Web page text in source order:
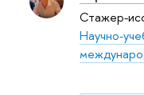
Стажер-
Научно-